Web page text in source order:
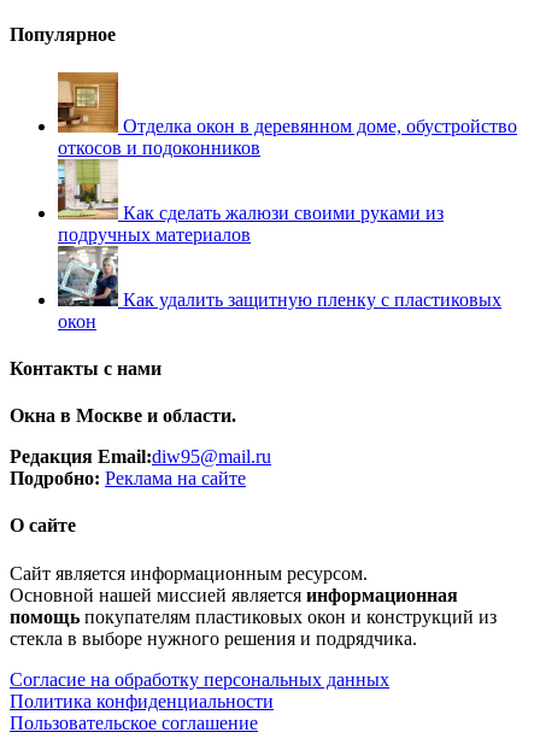
Популярное
Отделка окон в деревянном доме, обустройство
откосов и подоконников
Как сделать жалюзи своими руками из
подручных материалов
Как удалить защитную пленку с пластиковых
окон
Контакты с нами
Окна в Москве и области.
Редакция Email:diw95@mail.ru
Подробно: Реклама на сайте
О сайте
Сайт является информационным ресурсом.
Основной нашей миссией является информационная
помощь покупателям пластиковых окон и конструкций из
стекла в выборе нужного решения и подрядчика.
Согласие на обработку персональных данных
Политика конфиденциальности
Пользовательское соглашение